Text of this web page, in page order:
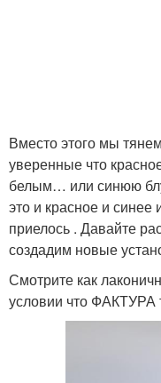
Вместо этого мы
уверенные что
белым… или синюю
это и красное и синее
приелось . Давайте
создадим новые
Смотрите как
условии что ФАКТУРА